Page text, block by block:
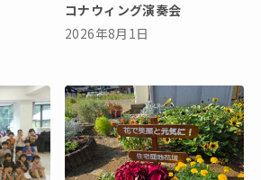
コナウィング演奏会
2026年8月1日